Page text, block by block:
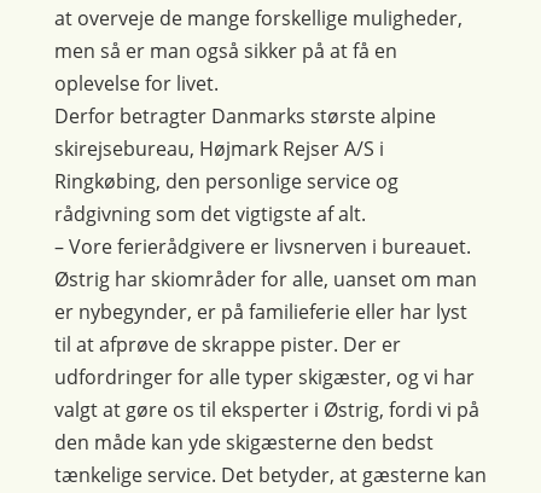
at overveje de mange forskellige muligheder,
men så er man også sikker på at få en
oplevelse for livet.
Derfor betragter Danmarks største alpine
skirejsebureau, Højmark Rejser A/S i
Ringkøbing, den personlige service og
rådgivning som det vigtigste af alt.
– Vore ferierådgivere er livsnerven i bureauet.
Østrig har skiområder for alle, uanset om man
er nybegynder, er på familieferie eller har lyst
til at afprøve de skrappe pister. Der er
udfordringer for alle typer skigæster, og vi har
valgt at gøre os til eksperter i Østrig, fordi vi på
den måde kan yde skigæsterne den bedst
tænkelige service. Det betyder, at gæsterne kan